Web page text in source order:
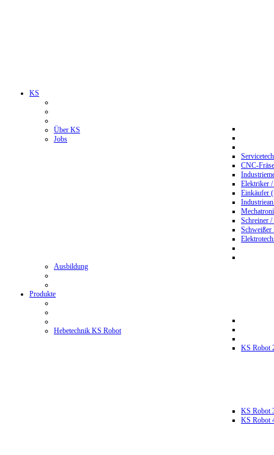
KS
Über KS
Jobs
CNC-
Elektriker
Einkäufer
Schreiner
Ausbildung
Produkte
Hebetechnik KS Robot
KS Robot
KS Robot
KS Robot